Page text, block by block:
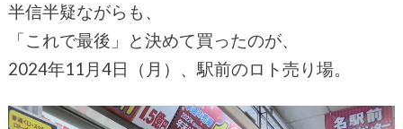
半信半疑ながらも、
「これで最後」と決めて買ったのが、
2024年11月4日（月）、駅前のロト売り場。